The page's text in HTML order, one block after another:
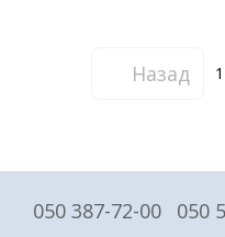
Назад 1
050 387-72-00 050